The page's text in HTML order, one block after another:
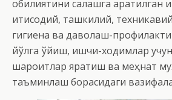
қобилиятини сақлашга
иқтисодий, ташкилий,
гигиена ва даволаш-
йўлга қўйиш, ишчи-ходимлар
шароитлар яратиш ва меҳнат
таъминлаш борасидаги